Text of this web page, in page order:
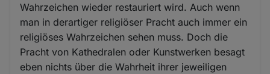
Wahrzeichen wieder restauriert wird. Auch wenn
man in derartiger religiöser Pracht auch immer ein
religiöses Wahrzeichen sehen muss. Doch die
Pracht von Kathedralen oder Kunstwerken besagt
eben nichts über die Wahrheit ihrer jeweiligen